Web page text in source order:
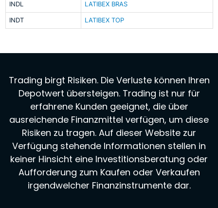
INDL LATIBEX BRAS
INDT LATIBEX TOP
Trading birgt Risiken. Die Verluste können Ihren
Depotwert übersteigen. Trading ist nur für
erfahrene Kunden geeignet, die über
ausreichende Finanzmittel verfügen, um diese
Risiken zu tragen. Auf dieser Website zur
Verfügung stehende Informationen stellen in
keiner Hinsicht eine Investitionsberatung oder
Aufforderung zum Kaufen oder Verkaufen
irgendwelcher Finanzinstrumente dar.